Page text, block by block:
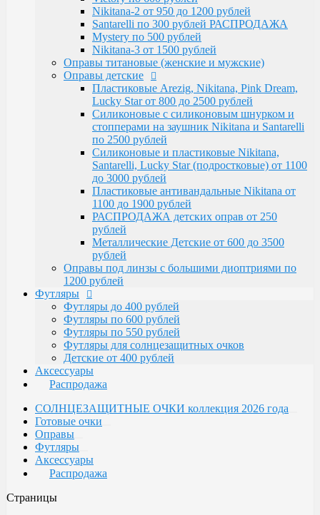
Santarelli, Lucky Star (подростковые) от 1100
до 3000 рублей
Пластиковые антивандальные Nikitana от
1100 до 1900 рублей
РАСПРОДАЖА детских оправ от 250 рублей
Металлические Детские от 600 до 3500
рублей
Оправы под линзы с большими диоптриями по
1200 рублей
Футляры до 400 рублей
Футляры по 600 рублей
Футляры по 550 рублей
Футляры для солнцезащитных очков
Детские от 400 рублей
Распродажа
Nikitana-2 от 950 до 1200 рублей
Santarelli по 300 рублей РАСПРОДАЖА
Mystery по 500 рублей
Nikitana-3 от 1500 рублей
Оправы титановые (женские и мужские)
Оправы детские
Пластиковые Arezig, Nikitana, Pink Dream,
Lucky Star от 800 до 2500 рублей
Силиконовые с силиконовым шнурком и
стопперами на заушник Nikitana и Santarelli
по 2500 рублей
Силиконовые и пластиковые Nikitana,
Santarelli, Lucky Star (подростковые) от 1100
до 3000 рублей
Пластиковые антивандальные Nikitana от
1100 до 1900 рублей
РАСПРОДАЖА детских оправ от 250
рублей
Металлические Детские от 600 до 3500
рублей
Оправы под линзы с большими диоптриями по
1200 рублей
Футляры
Футляры до 400 рублей
Футляры по 600 рублей
Футляры по 550 рублей
Футляры для солнцезащитных очков
Детские от 400 рублей
Аксессуары
Распродажа
СОЛНЦЕЗАЩИТНЫЕ ОЧКИ коллекция 2026 года
Готовые очки
Оправы
Футляры
Аксессуары
Распродажа
Страницы